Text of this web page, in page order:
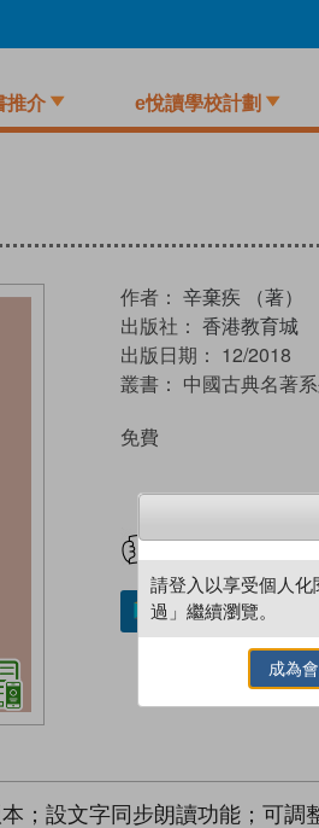
推介 e悅讀學校計劃
作者： 辛棄疾 （著）
出版社： 香港教育城
出版日期： 12/2018
叢書： 中國古典名著
免費
加入／閱讀電子書
；設文字同步朗讀功能；可
請登入以享受個人
過」繼續瀏覽。
成為